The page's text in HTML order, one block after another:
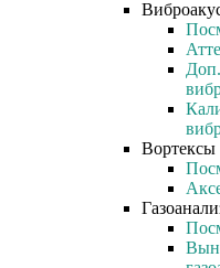
Вортексы